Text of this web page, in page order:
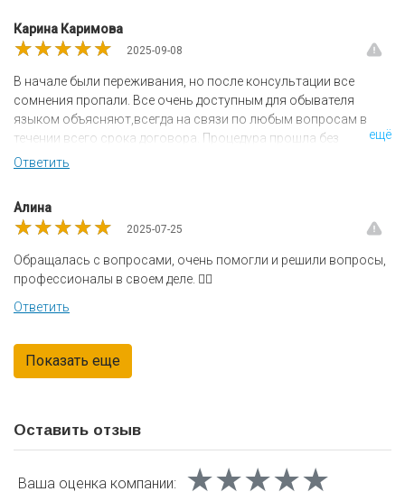
чисто по человечески переживают каждую отдельную
ситуацию. Всегда поддержать хорошим словом. Отдельное
спасибо Дарине и Виктории, которые были всегда на связи со
мной. Буду вас рекомендовать обязательно. Нисколько не
пожалела, что обратилась в данную юридическую фирму.
БЛАГОДАРЮ ВАС!!! Успехов и процветания ВАМ,.
Карина Каримова
2025-09-08
★★★★★
★★★★★
★★★★★
В начале были переживания, но после консультации все
сомнения пропали. Все очень доступным для обывателя
языком объясняют,всегда на связи по любым вопросам в
течении всего срока договора. Процедура прошла без
проблем и очень быстро,держали в курсе продвижения для тех
ещё
Ответить
Алина
2025-07-25
★★★★★
★★★★★
★★★★★
Обращалась с вопросами, очень помогли и решили вопросы,
профессионалы в своем деле. 👍🏼
Ответить
Оставить отзыв
Ваша оценка компании: ★★★★★
★★★★★
★★★★★